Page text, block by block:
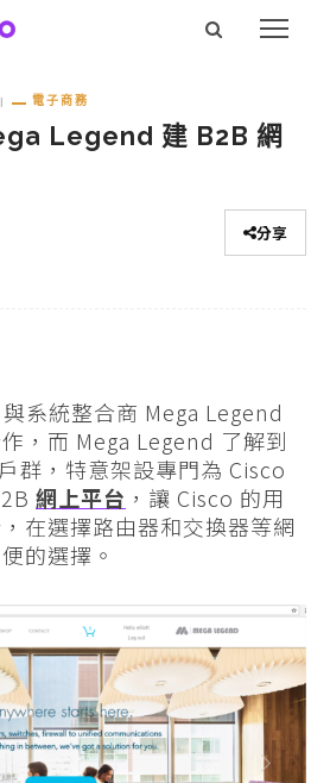
電子商務
Legend 建 B2B 網
分享
系統整合商 Mega Legend
，而 Mega Legend 了解到
群，特意架設專門為 Cisco
網上平台 ，讓 Cisco 的用
在選擇路由器和交換器等網
的選擇。